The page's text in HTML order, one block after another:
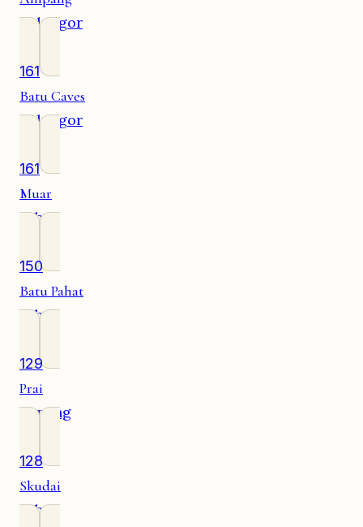
Selangor
161
Batu Caves
Selangor
161
Muar
Johor
150
Batu Pahat
Johor
129
Prai
Penang
128
Skudai
Johor